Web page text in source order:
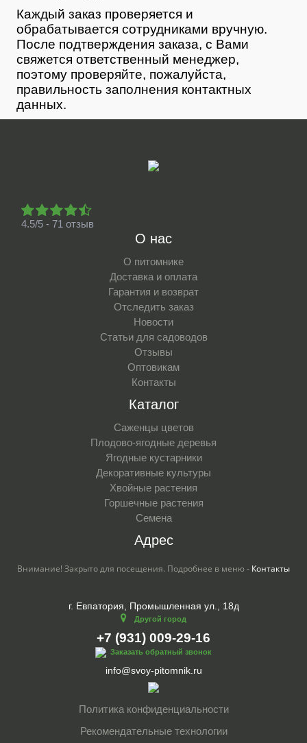
Каждый заказ проверяется и
обрабатывается сотрудниками вручную.
После подтверждения заказа, с Вами
свяжется ответственный менеджер,
поэтому проверяйте, пожалуйста,
правильность заполнения контактных
данных.
4.5/5 - 71 отзыв
О нас
О питомнике
Доставка и оплата
Гарантия и возврат
Отследить заказ
Новости
Статьи для садоводов
Отзывы
Оптовикам
Контакты
Каталог
Саженцы цветов
Плодово-ягодные деревья
Ягодные кустарники
Декоративные культуры
Хвойные растения
Горшечные растения
Семена
Адрес
Внимание! Закрыто для посещения. Подробнее в меню - Контакты
г. Евпатория, Промышленная ул., 18д
Другой город
+7 (931) 009-29-16
Заказать обратный звонок
info@svoy-pitomnik.ru
Политика конфиденциальности
Рекомендательные технологии